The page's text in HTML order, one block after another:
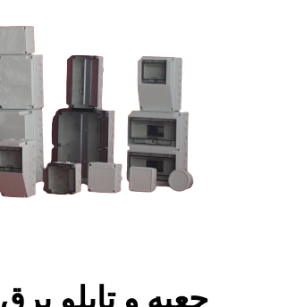
جعبه و تابلو برق